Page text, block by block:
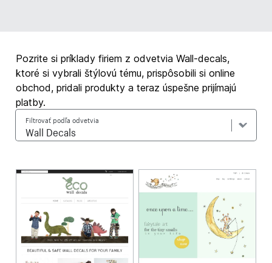
Pozrite si príklady firiem z odvetvia Wall-decals,
ktoré si vybrali štýlovú tému, prispôsobili si online
obchod, pridali produkty a teraz úspešne prijímajú
platby.
Filtrovať podľa odvetvia